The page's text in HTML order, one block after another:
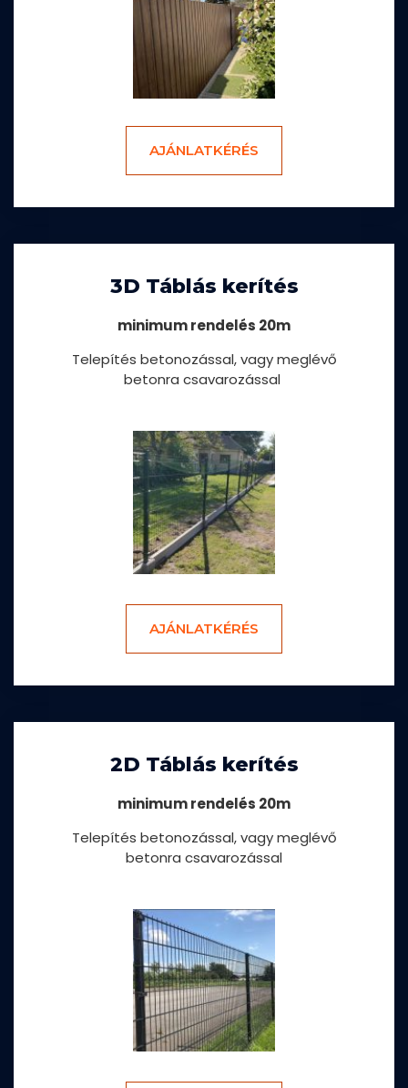
AJÁNLATKÉRÉS
3D Táblás kerítés
minimum rendelés 20m
Telepítés betonozással, vagy meglévő
betonra csavarozással
AJÁNLATKÉRÉS
2D Táblás kerítés
minimum rendelés 20m
Telepítés betonozással, vagy meglévő
betonra csavarozással